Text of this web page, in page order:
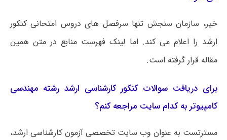
خیر، سازمان سنجش تنها سرفصل های دروس امتحانی کنکور
ارشد را اعلام می کند. اما لینک فهرست منابع در متن همین
مقاله قرار گرفته است.
برای دریافت سوالات کنکور کارشناسی ارشد رشته مهندسی
کامپیوتر به کدام سایت مراجعه کنم؟
مسترتست به عنوان وب سایت تخصصی آزمون کارشناسی ارشد،